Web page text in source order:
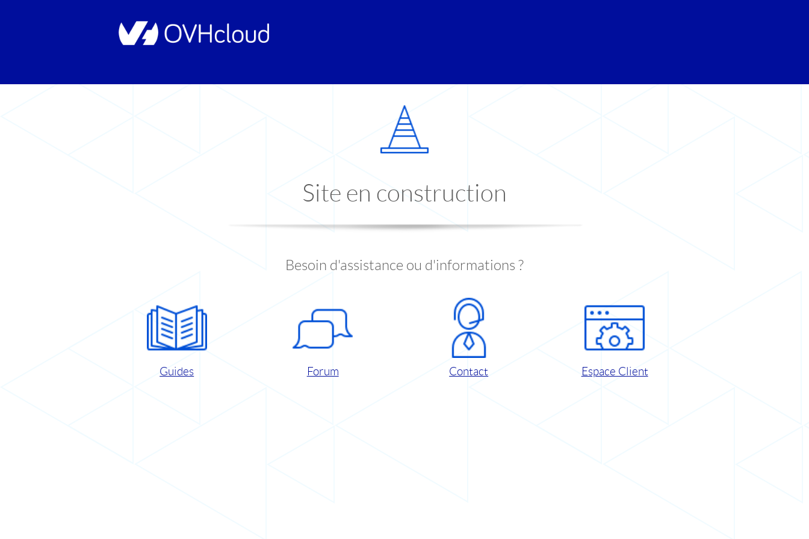
Site en construction
Besoin d'assistance ou d'informations ?
Guides Forum Contact Espace Client